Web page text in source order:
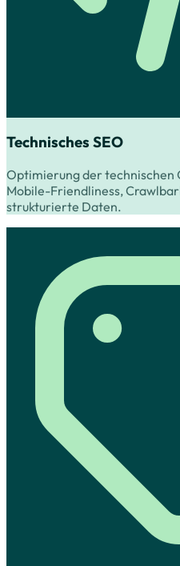
Technisches SEO
Optimierung der technischen
Mobile-Friendliness,
strukturierte Daten.